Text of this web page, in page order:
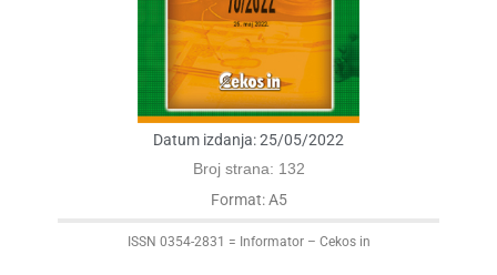
Datum izdanja:25/05/2022
Broj strana: 132
Format: A5
ISSN 0354-2831 = Informator – Cekos in